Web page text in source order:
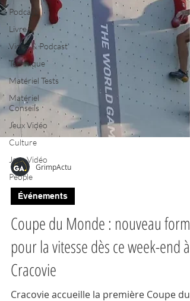
Podcast
Livre
Vidéo & Podcast
Technique
Matériel Tests
Matériel
Conseils
Jeux Vidéo
Culture
Jeux Vidéo
People
GrimpActu
Événements
Coupe du Monde : nouveau format
pour la vitesse dès ce week-end à
Cracovie